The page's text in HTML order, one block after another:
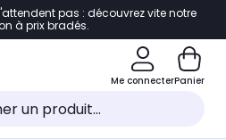
navigation
pied de page
chatbot
pas : découvrez vite notre
à prix bradés.
Me connecterPanier